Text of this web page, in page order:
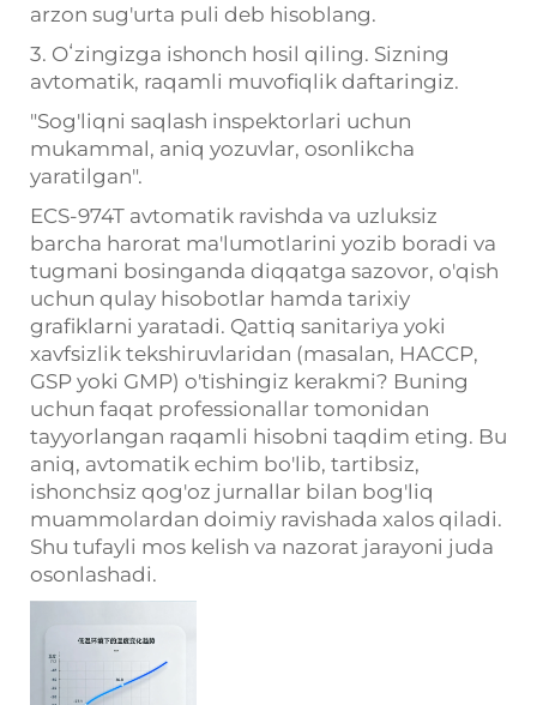
arzon sug'urta puli deb hisoblang.
3. Oʻzingizga ishonch hosil qiling. Sizning
avtomatik, raqamli muvofiqlik daftaringiz.
"Sog'liqni saqlash inspektorlari uchun
mukammal, aniq yozuvlar, osonlikcha
yaratilgan".
ECS-974T avtomatik ravishda va uzluksiz
barcha harorat ma'lumotlarini yozib boradi va
tugmani bosinganda diqqatga sazovor, o'qish
uchun qulay hisobotlar hamda tarixiy
grafiklarni yaratadi. Qattiq sanitariya yoki
xavfsizlik tekshiruvlaridan (masalan, HACCP,
GSP yoki GMP) o'tishingiz kerakmi? Buning
uchun faqat professionallar tomonidan
tayyorlangan raqamli hisobni taqdim eting. Bu
aniq, avtomatik echim bo'lib, tartibsiz,
ishonchsiz qog'oz jurnallar bilan bog'liq
muammolardan doimiy ravishada xalos qiladi.
Shu tufayli mos kelish va nazorat jarayoni juda
osonlashadi.